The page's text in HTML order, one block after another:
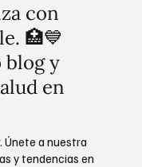
con
🏥💙
blog y
en
Únete a nuestra
y tendencias en